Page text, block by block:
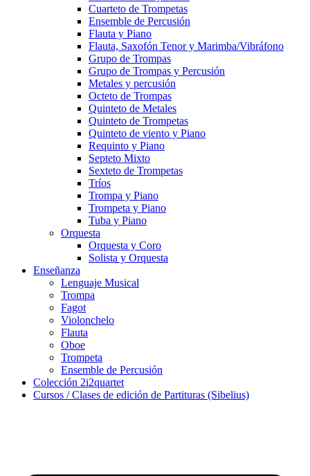
Cuarteto de Trompetas
Ensemble de Percusión
Flauta y Piano
Flauta, Saxofón Tenor y Marimba/Vibráfono
Grupo de Trompas
Grupo de Trompas y Percusión
Metales y percusión
Octeto de Trompas
Quinteto de Metales
Quinteto de Trompetas
Quinteto de viento y Piano
Requinto y Piano
Septeto Mixto
Sexteto de Trompetas
Tríos
Trompa y Piano
Trompeta y Piano
Tuba y Piano
Orquesta
Orquesta y Coro
Solista y Orquesta
Enseñanza
Lenguaje Musical
Trompa
Fagot
Violonchelo
Flauta
Oboe
Trompeta
Ensemble de Percusión
Colección 2i2quartet
Cursos / Clases de edición de Partituras (Sibelius)